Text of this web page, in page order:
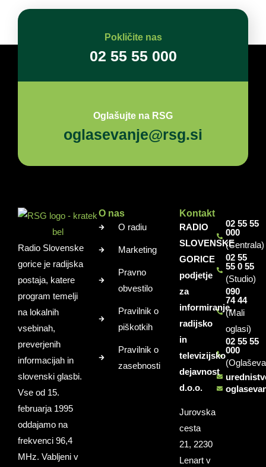
Pokličite nas
02 55 55 000
Oglašujte na RSG
oglasevanje@rsg.si
Radio Slovenske
gorice je radijska
postaja, katere
program temelji
na lokalnih
vsebinah,
preverjenih
informacijah in
slovenski glasbi.
Vse od 15.
februarja 1995
oddajamo na
frekvenci 96,4
MHz. Vabljeni v
O nas
O radiu
Marketing
Pravno
obvestilo
Pravilnik o
piškotkih
Pravilnik o
zasebnosti
Kontakt
RADIO
SLOVENSKE
GORICE
podjetje
za
informiranje,
radijsko
in
televizijsko
dejavnost
d.o.o.
Jurovska
cesta
21, 2230
Lenart v
02 55 55
000
(Centrala)
02 55
55 0 55
(Studio)
090
74 44
(Mali
oglasi)
02 55 55
000